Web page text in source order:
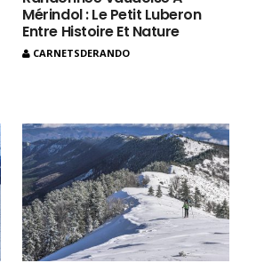
Mérindol : Le Petit Luberon
Entre Histoire Et Nature
CARNETSDERANDO